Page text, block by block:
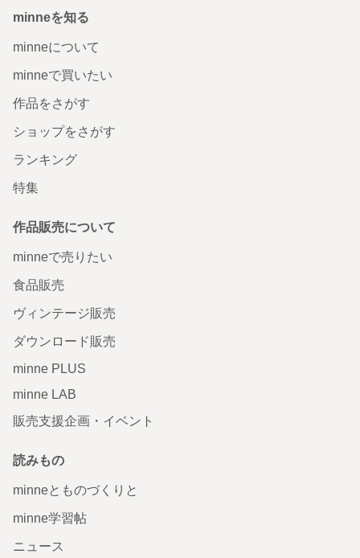
minneを知る
minneについて
minneで買いたい
作品をさがす
ショップをさがす
ランキング
特集
作品販売について
minneで売りたい
食品販売
ヴィンテージ販売
ダウンロード販売
minne PLUS
minne LAB
販売支援企画・イベント
読みもの
minneとものづくりと
minne学習帖
ニュース